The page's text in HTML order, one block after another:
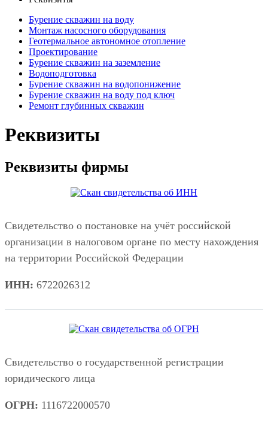
Бурение скважин на воду
Монтаж насосного оборудования
Геотермальное автономное отопление
Проектирование
Бурение скважин на заземление
Водоподготовка
Бурение скважин на водопонижение
Бурение скважин на воду под ключ
Ремонт глубинных скважин
Реквизиты
Реквизиты фирмы
Свидетельство о постановке на учёт российской
организации в налоговом органе по месту нахождения
на территории Российской Федерации
ИНН: 6722026312
Свидетельство о государственной регистрации
юридического лица
ОГРН: 1116722000570